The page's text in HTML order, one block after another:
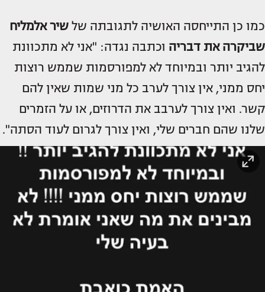
כמו כן התייחסה האושיה לתגובתה של שיר אלמליח
שביקרה את דבריה וכתבה נגדה: "אני לא מתכוונת
להגיב יותר ובמיוחד לא למפורסמות שממש רוצות
יחס ממני, אין צורך לערב כל מני שמות שאין להם
קשר. ואין צורך לערבב את הדרוזים, או על הזמרים
שלנו שהם חברים שלי, ואין צורך לגרום לעוד הסתה".